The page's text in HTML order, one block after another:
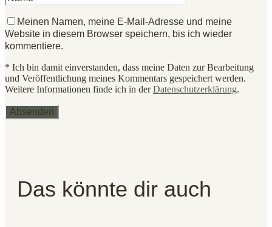
Meinen Namen, meine E-Mail-Adresse und meine
Website in diesem Browser speichern, bis ich wieder
kommentiere.
* Ich bin damit einverstanden, dass meine Daten zur Bearbeitung
und Veröffentlichung meines Kommentars gespeichert werden.
Weitere Informationen finde ich in derDatenschutzerklärung.
Das könnte dir auch